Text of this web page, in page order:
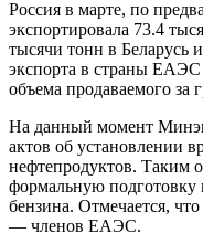
Россия в марте, по
экспортировала 73.4
тысячи тонн в Беларусь
экспорта в страны ЕАЭС
объема продаваемого за
На данный момент
актов об установлении
нефтепродуктов. Таким
формальную подготовку
бензина. Отмечается, что
— членов ЕАЭС.